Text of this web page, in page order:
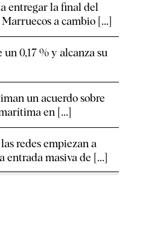
entregar la final del
a cambio [...]
0,17 % y alcanza su
un acuerdo sobre
en [...]
redes empiezan a
entrada masiva de [...]